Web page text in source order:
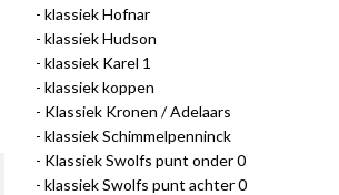
klassiek Hofnar
klassiek Hudson
klassiek Karel 1
klassiek koppen
Klassiek Kronen / Adelaars
klassiek Schimmelpenninck
Klassiek Swolfs punt onder 0
klassiek Swolfs punt achter 0